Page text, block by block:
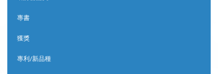
專書
獲獎
專利/新品種